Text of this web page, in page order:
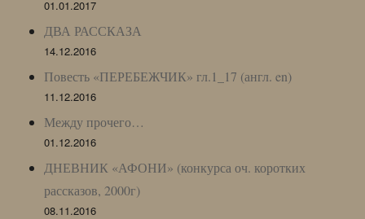
01.01.2017
ДВА РАССКАЗА
14.12.2016
Повесть «ПЕРЕБЕЖЧИК» гл.1_17 (англ. en)
11.12.2016
Между прочего…
01.12.2016
ДНЕВНИК «АФОНИ» (конкурса оч. коротких
рассказов, 2000г)
08.11.2016